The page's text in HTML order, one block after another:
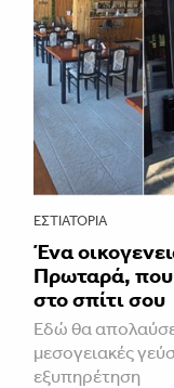
ΕΣΤΙΑΤΌΡΙΑ
Ένα
Πρωταρά, που
στο σπίτι σου
Εδώ θα
μεσογειακές
εξυπηρέτηση